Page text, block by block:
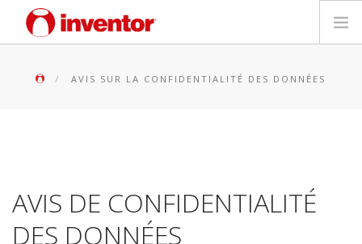
Localiser un point de vente
Contact
AVIS SUR LA CONFIDENTIALITÉ DES DONNÉES
AVIS DE CONFIDENTIALITÉ
DES DONNÉES